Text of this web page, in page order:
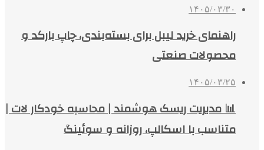
۱۴۰۵/۰۳/۳۰
راهنمای خرید لیبل برای بسته‌بندی، چاپ بارکد و
محصولات صنعتی
۱۴۰۵/۰۳/۲۵
📊 مدیریت ریسک هوشمند | محاسبه خودکار لات |
متناسب با اسکالپ، روزانه و سوئینگ